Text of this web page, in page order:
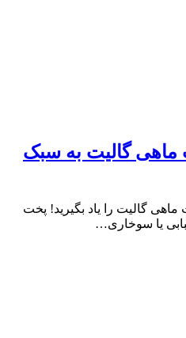
گالیت به سبک
گالیت را یاد بگیرید! پخت
یا سوخاری…